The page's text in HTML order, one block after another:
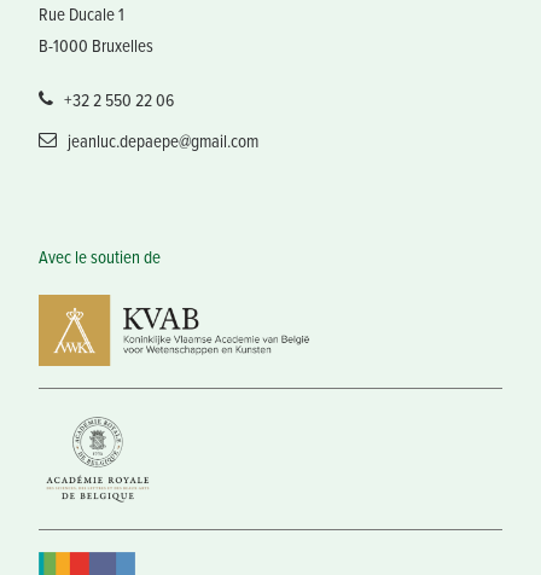
Rue Ducale 1
B-1000 Bruxelles
+32 2 550 22 06
jeanluc.depaepe@gmail.com
Avec le soutien de